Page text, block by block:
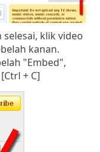
klik video
kanan.
"Embed",
+ C]